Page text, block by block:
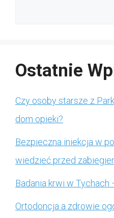
Ostatnie
Czy osoby starsze z
dom opieki?
Bezpieczna iniekcja w
wiedzieć przed
Badania krwi w
Ortodoncja a zdrowie